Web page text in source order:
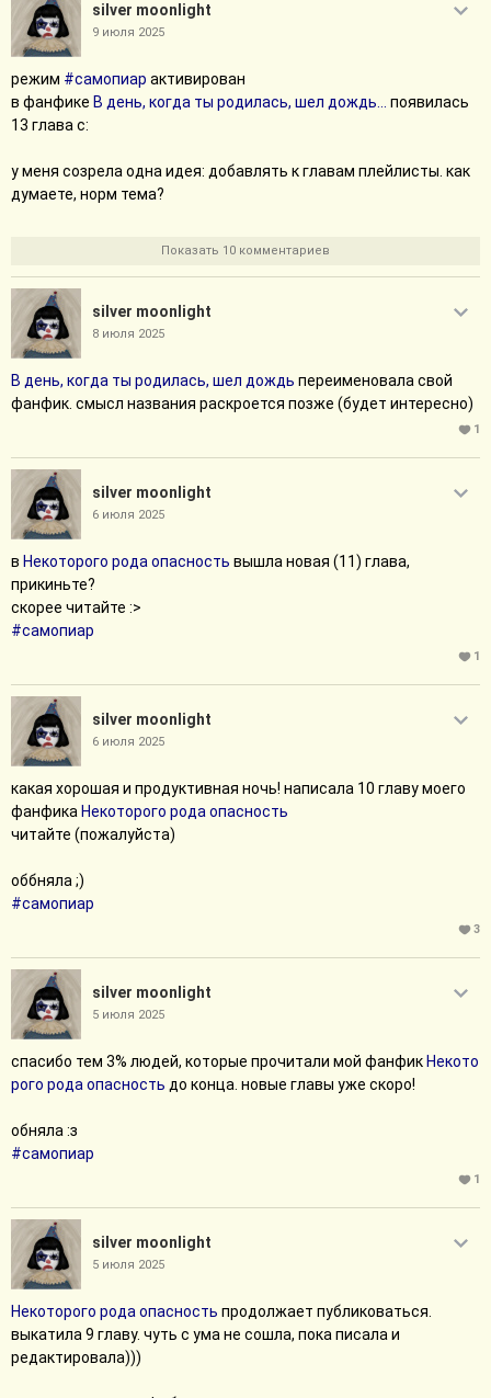
silver moonlight
9 июля 2025
режим #самопиар активирован
в фанфике В день, когда ты родилась, шел дождь...
появилась
13 глава с:
у меня созрела одна идея: добавлять к главам плейлисты. как
думаете, норм тема?
Показать 10 комментариев
silver moonlight
8 июля 2025
В день, когда ты родилась, шел дождь переименовала свой
фанфик. смысл названия раскроется позже (будет интересно)
1
silver moonlight
6 июля 2025
в Некоторого рода опасность вышла новая (11) глава,
прикиньте?
скорее читайте :>
#самопиар
1
silver moonlight
6 июля 2025
какая хорошая и продуктивная ночь! написала 10 главу моего
фанфика Некоторого рода опасность
читайте (пожалуйста)
оббняла ;)
#самопиар
3
silver moonlight
5 июля 2025
спасибо тем 3% людей, которые прочитали мой фанфик Некото
рого рода опасность до конца. новые главы уже скоро!
обняла :з
#самопиар
1
silver moonlight
5 июля 2025
Некоторого рода опасность продолжает публиковаться.
выкатила 9 главу. чуть с ума не сошла, пока писала и
редактировала)))